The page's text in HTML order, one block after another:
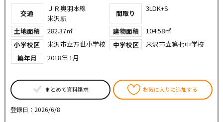
交通
ＪＲ奥羽本線
米沢駅
間取り
3LDK+S
土地面積 282.37㎡ 建物面積
104.58㎡
小学校区
米沢市立万世小学校 中学校区
米沢市立第七中学校
築年月
2018年 1月
まとめて資料請求 お気に入りに追加する
登録日：2026/6/8